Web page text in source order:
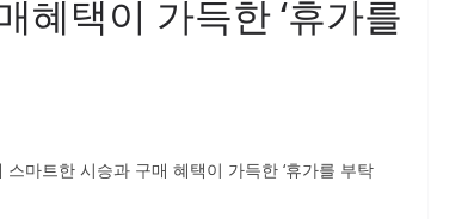
혜택이 가득한 ‘휴가를
마트한 시승과 구매 혜택이 가득한 ‘휴가를 부탁